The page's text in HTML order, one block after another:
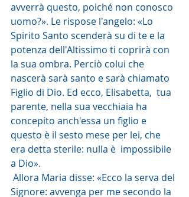
avverrà questo, poiché non conosco
uomo?». Le rispose l'angelo: «Lo
Spirito Santo scenderà su di te e la
potenza dell'Altissimo ti coprirà con
la sua ombra. Perciò colui che
nascerà sarà santo e sarà chiamato
Figlio di Dio. Ed ecco, Elisabetta,  tua
parente, nella sua vecchiaia ha
concepito anch'essa un figlio e
questo è il sesto mese per lei, che
era detta sterile: nulla è  impossibile
a Dio».
Signore: avvenga per me secondo la